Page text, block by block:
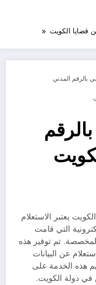
قضايا الكويت
بالرقم المدني
يعتبر الاستعلام
التي قامت
المخصصة. تم توفير هذه
عن البيانات
هذه الخدمة على
في دولة الكويت.